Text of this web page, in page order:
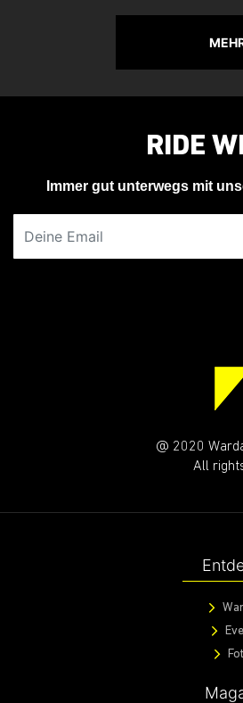
RIDE
Immer gut unterwegs mit
@ 2020
All